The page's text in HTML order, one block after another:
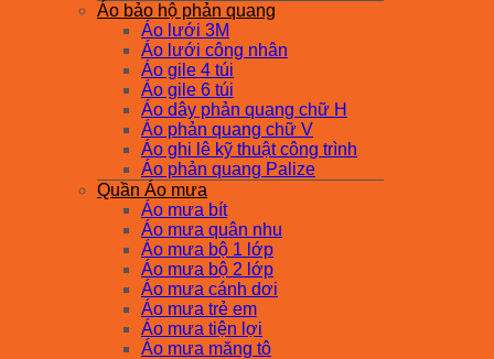
Áo bảo hộ phản quang
Áo lưới 3M
Áo lưới công nhân
Áo gile 4 túi
Áo gile 6 túi
Áo dây phản quang chữ H
Áo phản quang chữ V
Áo ghi lê kỹ thuật công trình
Áo phản quang Palize
Quần Áo mưa
Áo mưa bít
Áo mưa quân nhu
Áo mưa bộ 1 lớp
Áo mưa bộ 2 lớp
Áo mưa cánh dơi
Áo mưa trẻ em
Áo mưa tiện lợi
Áo mưa măng tô